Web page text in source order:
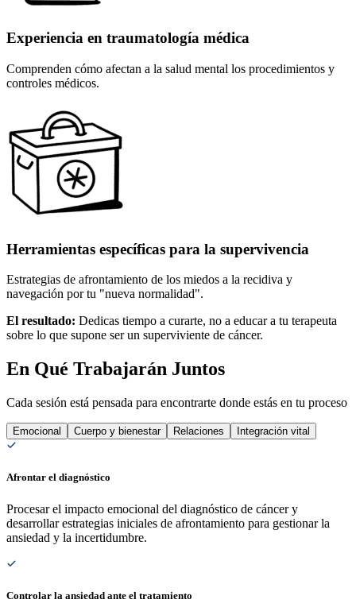
Experiencia en traumatología médica
Comprenden cómo afectan a la salud mental los procedimientos y
controles médicos.
Herramientas específicas para la supervivencia
Estrategias de afrontamiento de los miedos a la recidiva y
navegación por tu "nueva normalidad".
El resultado: Dedicas tiempo a curarte, no a educar a tu terapeuta
sobre lo que supone ser un superviviente de cáncer.
En Qué Trabajarán Juntos
Cada sesión está pensada para encontrarte donde estás en tu proceso
Emocional Cuerpo y bienestar Relaciones Integración vital
Afrontar el diagnóstico
Procesar el impacto emocional del diagnóstico de cáncer y
desarrollar estrategias iniciales de afrontamiento para gestionar la
ansiedad y la incertidumbre.
Controlar la ansiedad ante el tratamiento